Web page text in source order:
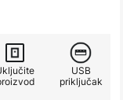
USB
priključak